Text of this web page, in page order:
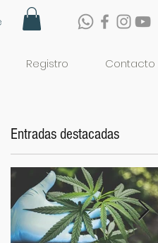
Registro Contacto
Entradas destacadas